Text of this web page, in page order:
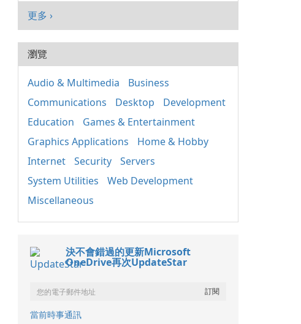
更多 ›
瀏覽
Audio & Multimedia
Business
Communications
Desktop
Development
Education
Games & Entertainment
Graphics Applications
Home & Hobby
Internet
Security
Servers
System Utilities
Web Development
Miscellaneous
決不會錯過的更新Microsoft
OneDrive再次UpdateStar
當前時事通訊